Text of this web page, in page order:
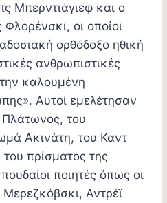
Μπερντιάγιεφ και ο
οι οποίοι
ορθόδοξo ηθική
ανθρωπιστικές
καλουμένη
Αυτοί εμελέτησαν
του
Ακινάτη, του Καντ
πρίσματος της
ποιητές όπως οι
Μερεζκόβσκι, Αντρέϊ